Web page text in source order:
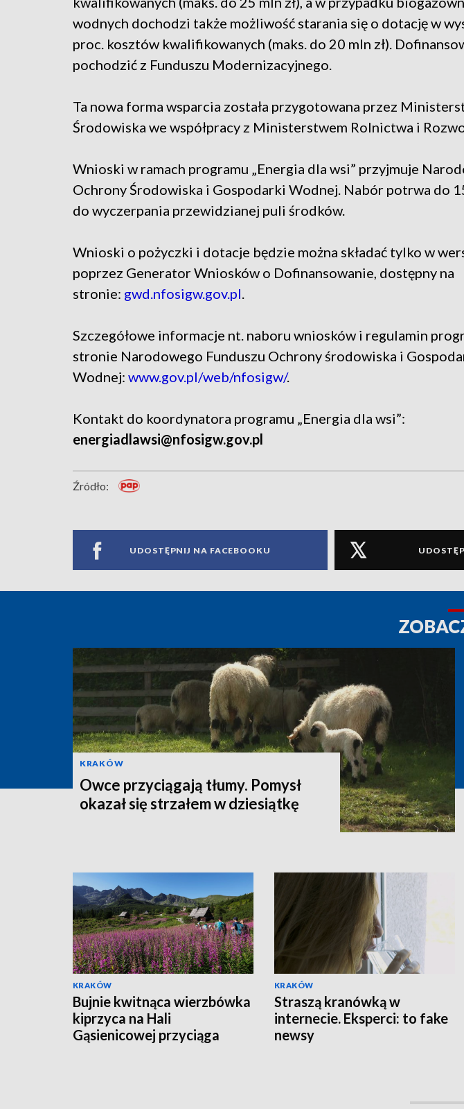
wodnych dochodzi także możliwość starania się o dotację w
proc. kosztów kwalifikowanych (maks. do 20 mln zł).
pochodzić z Funduszu Modernizacyjnego.
Ta nowa forma wsparcia została przygotowana przez
Środowiska we współpracy z Ministerstwem Rolnictwa i
Wnioski w ramach programu „Energia dla wsi” przyjmuje
Ochrony Środowiska i Gospodarki Wodnej. Nabór potrwa do
do wyczerpania przewidzianej puli środków.
Wnioski o pożyczki i dotacje będzie można składać tylko w
poprzez Generator Wniosków o Dofinansowanie, dostępny na
stronie: gwd.nfosigw.gov.pl.
Szczegółowe informacje nt. naboru wniosków i regulamin
stronie Narodowego Funduszu Ochrony środowiska i
Wodnej: www.gov.pl/web/nfosigw/.
Kontakt do koordynatora programu „Energia dla wsi”:
energiadlawsi@nfosigw.gov.pl
Źródło:
UDOSTĘPNIJ NA FACEBOOKU
KRAKÓW
Owce przyciągają tłumy. Pomysł
okazał się strzałem w dziesiątkę
KRAKÓW
Bujnie kwitnąca wierzbówka
kiprzyca na Hali
Gąsienicowej przyciąga
KRAKÓW
Straszą kranówką w
internecie. Eksperci: to fake
newsy